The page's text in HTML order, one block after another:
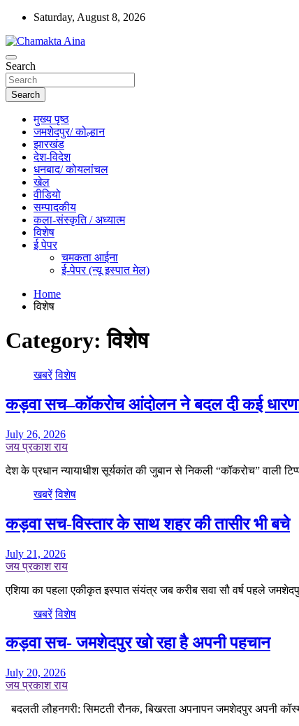
Skip
content
Saturday, August 8, 2026
Chamakta Aina
Hindi News Paper – Jharkhand
Search
Search
मुख्य पृष्ठ
जमशेदपुर/ कोल्हान
झारखंड
देश-विदेश
धनबाद/ कोयलांचल
खेल
वीडियो
सम्पादकीय
कला-संस्कृति / अध्यात्म
विशेष
ई पेपर
चमकता आईना
ई-पेपर (न्यू इस्पात मेल)
Home
विशेष
Category:विशेष
खबरें विशेष
कड़वा सच–कॉकरोच आंदोलन ने बदल दी कई
July 26, 2026
जय प्रकाश राय
देश के प्रधान न्यायाधीश सूर्यकांत की जुबान से निकली “कॉकरोच” वाली
खबरें विशेष
कड़वा सच-विस्तार के साथ शहर की तासीर भी बचे
July 21, 2026
जय प्रकाश राय
एशिया का पहला एकीकृत इस्पात संयंत्र जब करीब सवा सौ वर्ष पहले
खबरें विशेष
कड़वा सच- जमशेदपुर खो रहा है अपनी पहचान
July 20, 2026
जय प्रकाश राय
बदलती लौहनगरी: सिमटती रौनक, बिखरता अपनापन जमशेदपुर अपनी